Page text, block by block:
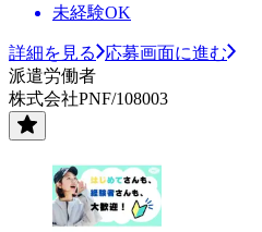
未経験OK
詳細を見る
応募画面に進む
派遣労働者
株式会社PNF/108003